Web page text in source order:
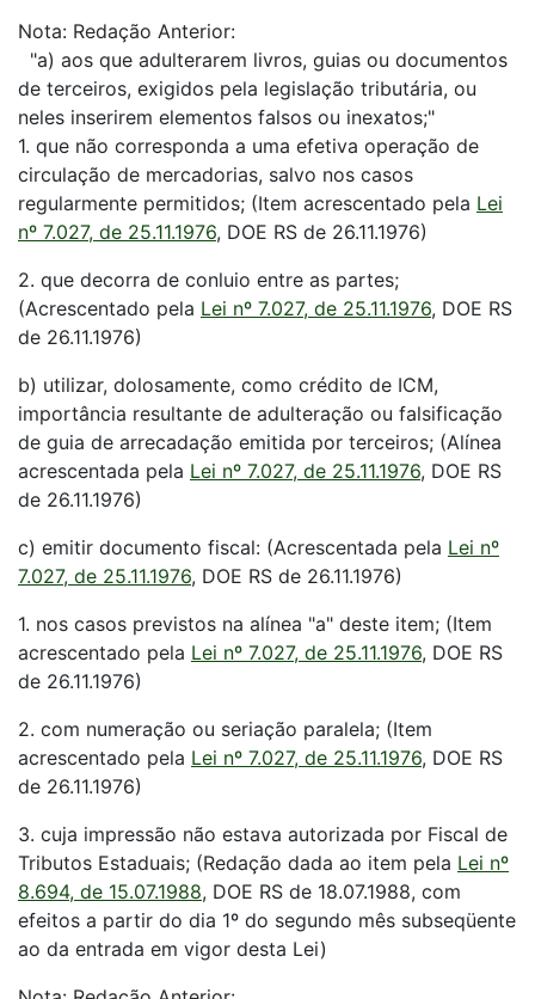
Nota: Redação Anterior:
"a) aos que adulterarem livros, guias ou documentos
de terceiros, exigidos pela legislação tributária, ou
neles inserirem elementos falsos ou inexatos;"
1. que não corresponda a uma efetiva operação de
circulação de mercadorias, salvo nos casos
regularmente permitidos; (Item acrescentado pela Lei
nº 7.027, de 25.11.1976, DOE RS de 26.11.1976)
2. que decorra de conluio entre as partes;
(Acrescentado pela Lei nº 7.027, de 25.11.1976, DOE RS
de 26.11.1976)
b) utilizar, dolosamente, como crédito de ICM,
importância resultante de adulteração ou falsificação
de guia de arrecadação emitida por terceiros; (Alínea
acrescentada pela Lei nº 7.027, de 25.11.1976, DOE RS
de 26.11.1976)
c) emitir documento fiscal: (Acrescentada pela Lei nº
7.027, de 25.11.1976, DOE RS de 26.11.1976)
1. nos casos previstos na alínea "a" deste item; (Item
acrescentado pela Lei nº 7.027, de 25.11.1976, DOE RS
de 26.11.1976)
2. com numeração ou seriação paralela; (Item
acrescentado pela Lei nº 7.027, de 25.11.1976, DOE RS
de 26.11.1976)
3. cuja impressão não estava autorizada por Fiscal de
Tributos Estaduais; (Redação dada ao item pela Lei nº
8.694, de 15.07.1988, DOE RS de 18.07.1988, com
efeitos a partir do dia 1º do segundo mês subseqüente
ao da entrada em vigor desta Lei)